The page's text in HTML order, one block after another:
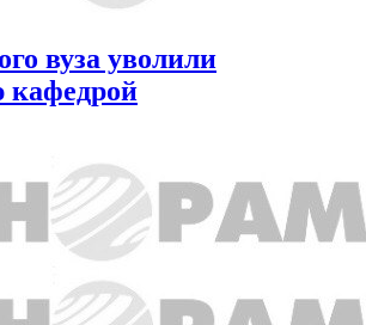
вуза уволили
кафедрой